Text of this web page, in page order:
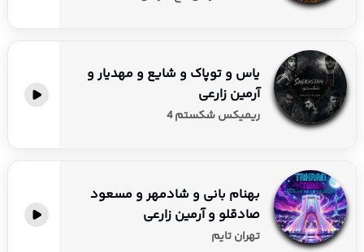
یاس و توپاک و شایع و مهدیار و
آرمین زارعی
ریمیکس شکستم 4
بهنام بانی و شادمهر و مسعود
صادقلو و آرمین زارعی
تهران تایم